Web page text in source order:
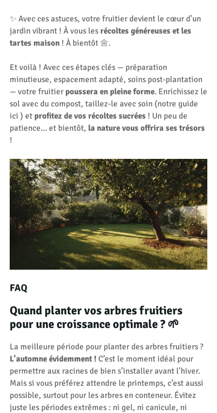
✨ Avec ces astuces, votre fruitier devient le cœur d’un
jardin vibrant ! À vous lesrécoltes généreuses et les
tartes maison ! À bientôt 🌼.
Et voilà ! Avec ces étapes clés — préparation
minutieuse, espacement adapté, soins post-plantation
— votre fruitier poussera en pleine forme. Enrichissez le
sol avec du compost, taillez-le avec soin (notre guide
ici ) et profitez de vos récoltes sucrées ! Un peu de
patience… et bientôt, la nature vous offrira ses trésors
!
FAQ
Quand planter vos arbres fruitiers
pour une croissance optimale ? 🌱
La meilleure période pour planter des arbres fruitiers ?
L’automne évidemment ! C’est le moment idéal pour
permettre aux racines de bien s’installer avant l’hiver.
Mais si vous préférez attendre le printemps, c’est aussi
possible, surtout pour les arbres en conteneur. Évitez
juste les périodes extrêmes : ni gel, ni canicule, ni